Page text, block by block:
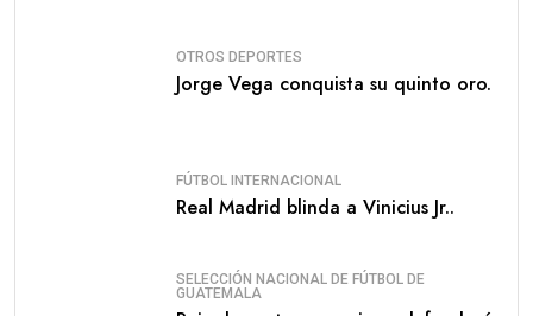
OTROS DEPORTES
Jorge Vega conquista su quinto oro.
FÚTBOL INTERNACIONAL
Real Madrid blinda a Vinicius Jr..
SELECCIÓN NACIONAL DE FÚTBOL DE
GUATEMALA